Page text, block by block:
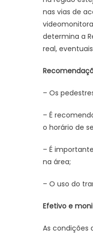
nas vias de
determina a
real,
– Os
– É
o horário de
– É
na área;
– O uso do
Efetivo e
As condições